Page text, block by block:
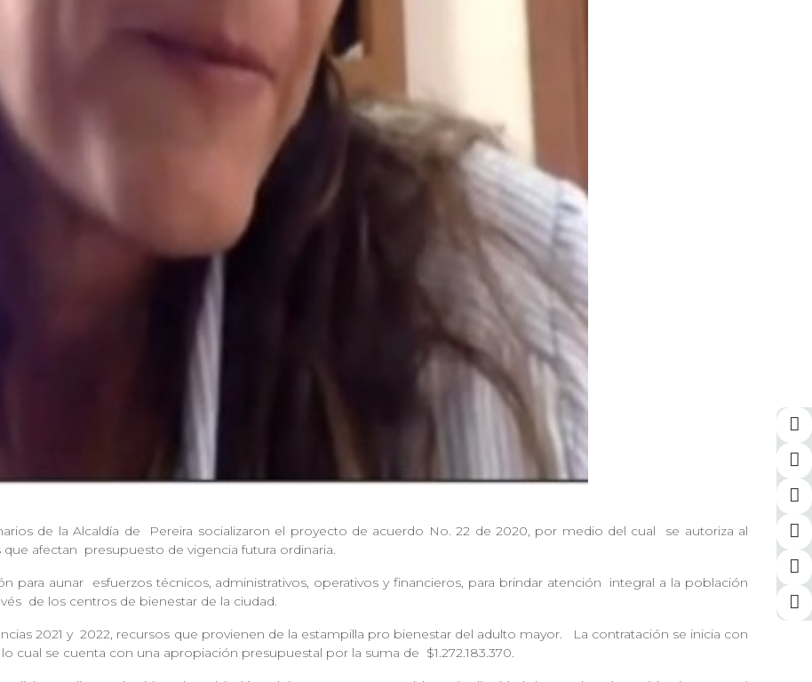
de la Alcaldía de Pereira socializaron el proyecto de acuerdo No. 22 de 2020, por medio del cual
se autoriza al
afectan presupuesto de vigencia futura ordinaria.
para aunar esfuerzos técnicos, administrativos, operativos y financieros, para brindar atención
integral a la población
de los centros de bienestar de la ciudad.
2021 y 2022, recursos que provienen de la estampilla pro bienestar del adulto mayor.
La contratación se inicia con
lo cual se cuenta con una apropiación presupuestal por la suma de $1.272.183.370.